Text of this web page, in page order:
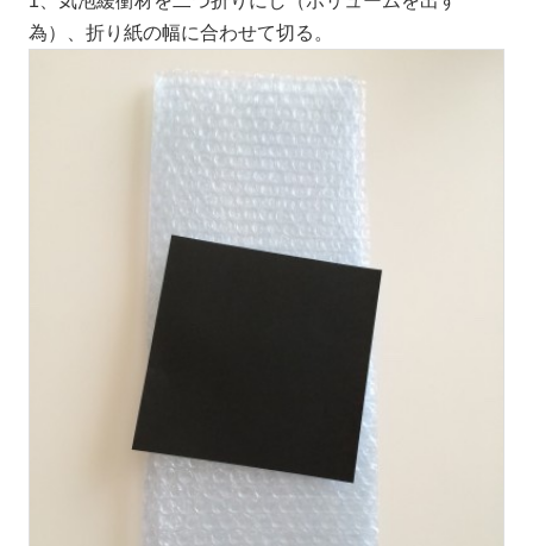
為）、折り紙の幅に合わせて切る。